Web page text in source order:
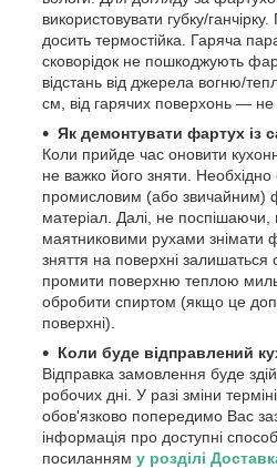
використовувати губку/
досить термостійка. Гаряча
сковорідок не пошкоджують
відстань від джерела вогню/
см, від гарячих поверхонь —
Як демонтувати фартух із
Коли прийде час оновити
не важко його зняти. Необхідно
промисловим (або звичайним)
матеріал. Далі, не поспішаючи,
маятниковими рухами знімати
зняття на поверхні залишаться
промити поверхню теплою
обробити спиртом (якщо це
поверхні).
Коли буде відправлений
Відправка замовлення буде
робочих дні. У разі зміни
обов'язково попередимо Вас
інформація про доступні
посиланням у розділі